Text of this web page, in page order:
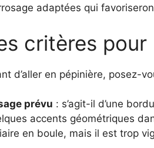
adaptées qui
critères
d’aller en pépinière, posez-
prévu : s’agit-il d’une
accents géométriques
en boule, mais il est trop